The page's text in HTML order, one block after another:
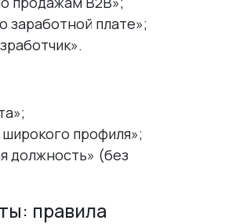
заработной плате»;
профиля»;
должность» (без
правила